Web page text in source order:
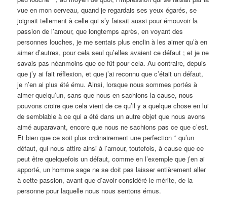
vue en mon cerveau, quand je regardais ses yeux égarés, se
joignait tellement à celle qui s’y faisait aussi pour émouvoir la
passion de l’amour, que longtemps après, en voyant des
personnes louches, je me sentais plus enclin à les aimer qu’à en
aimer d’autres, pour cela seul qu’elles avaient ce défaut ; et je ne
savais pas néanmoins que ce fût pour cela. Au contraire, depuis
que j’y ai fait réflexion, et que j’ai reconnu que c’était un défaut,
je n’en ai plus été ému. Ainsi, lorsque nous sommes portés à
aimer quelqu’un, sans que nous en sachions la cause, nous
pouvons croire que cela vient de ce qu’il y a quelque chose en lui
de semblable à ce qui a été dans un autre objet que nous avons
aimé auparavant, encore que nous ne sachions pas ce que c’est.
Et bien que ce soit plus ordinairement une perfection * qu’un
défaut, qui nous attire ainsi à l’amour, toutefois, à cause que ce
peut être quelquefois un défaut, comme en l’exemple que j’en ai
apporté, un homme sage ne se doit pas laisser entièrement aller
à cette passion, avant que d’avoir considéré le mérite, de la
personne pour laquelle nous nous sentons émus.